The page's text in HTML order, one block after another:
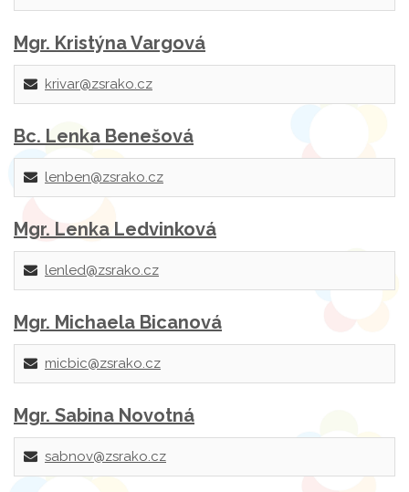
Mgr. Kristýna Vargová
krivar@zsrako.cz
Bc. Lenka Benešová
lenben@zsrako.cz
Mgr. Lenka Ledvinková
lenled@zsrako.cz
Mgr. Michaela Bicanová
micbic@zsrako.cz
Mgr. Sabina Novotná
sabnov@zsrako.cz